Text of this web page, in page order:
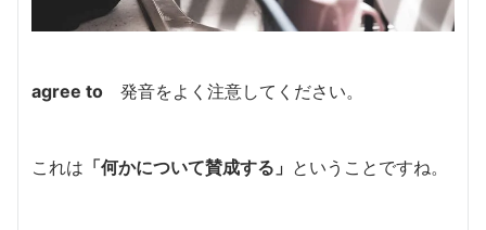
agree to 発音をよく注意してください。
これは 「何かについて賛成する」 ということですね。